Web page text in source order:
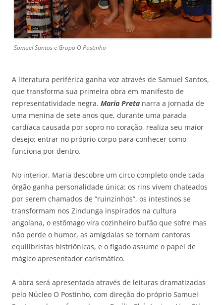
Samuel Santos e Grupo O Postinho
A literatura periférica ganha voz através de Samuel Santos,
que transforma sua primeira obra em manifesto de
representatividade negra. Maria Preta narra a jornada de
uma menina de sete anos que, durante uma parada
cardíaca causada por sopro no coração, realiza seu maior
desejo: entrar no próprio corpo para conhecer como
funciona por dentro.
No interior, Maria descobre um circo completo onde cada
órgão ganha personalidade única: os rins vivem chateados
por serem chamados de “ruinzinhos”, os intestinos se
transformam nos Zindunga inspirados na cultura
angolana, o estômago vira cozinheiro bufão que sofre mas
não perde o humor, as amígdalas se tornam cantoras
equilibristas histriônicas, e o fígado assume o papel de
mágico apresentador carismático.
A obra será apresentada através de leituras dramatizadas
pelo Núcleo O Postinho, com direção do próprio Samuel